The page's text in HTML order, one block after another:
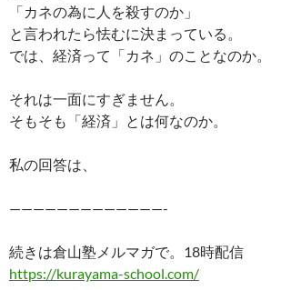
「カネの為に人を殺すのか」
と言われたら怯むに決まっている。
では、経済って「カネ」のことなのか。
それは一面にすぎません。
そもそも「経済」とは何なのか。
私の回答は、
—————————————-
続きは倉山塾メルマガで。18時配信
https://kurayama-school.com/